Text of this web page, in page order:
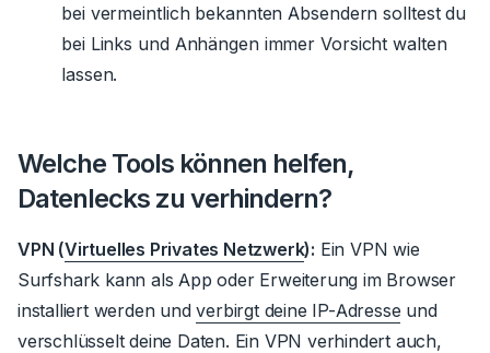
bei vermeintlich bekannten Absendern solltest du
bei Links und Anhängen immer Vorsicht walten
lassen.
Welche Tools können helfen,
Datenlecks zu verhindern?
VPN (Virtuelles Privates Netzwerk): Ein VPN wie
Surfshark kann als App oder Erweiterung im Browser
installiert werden undverbirgt deine IP-Adresse und
verschlüsselt deine Daten. Ein VPN verhindert auch,